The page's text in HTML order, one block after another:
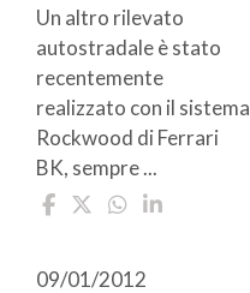
Un altro rilevato
autostradale è stato
recentemente
realizzato con il sistema
Rockwood di Ferrari
BK, sempre ...
09/01/2012